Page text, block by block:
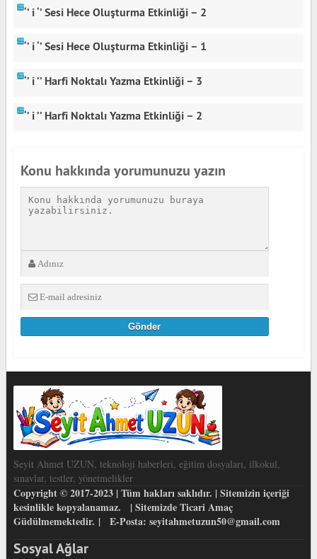
‘’ i ‘’ Sesi Hece Oluşturma Etkinliği – 2
‘’ i ‘’ Sesi Hece Oluşturma Etkinliği – 1
‘’ i ’’ Harfi Noktalı Yazma Etkinliği – 3
‘’ i ’’ Harfi Noktalı Yazma Etkinliği – 2
Konu hakkında yorumunuzu yazın
Seyit Ahmet UZUN, teknoloji haberleri, eğitim dosyaları, ilkokul,
sınavlar, testler, yönetmelikler
Copyright © 2017-2023 | Tüm hakları saklıdır. | Sitemizin içeriği
kesinlikle kopyalanamaz. | Sitemizde Ticari Amaç
Güdülmemektedir. | E-Posta: seyitahmetuzun50@gmail.com
Sosyal Ağlar